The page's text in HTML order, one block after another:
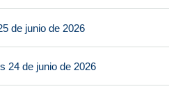
de junio de 2026
24 de junio de 2026